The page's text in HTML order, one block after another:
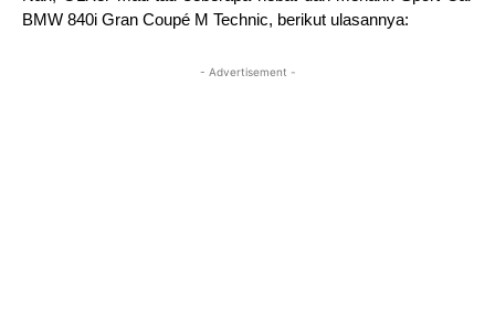
BMW 840i Gran Coupé M Technic, berikut ulasannya:
- Advertisement -